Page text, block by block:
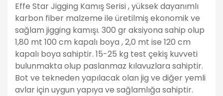
Effe Star Jigging Kamış Serisi , yüksek dayanımlı
karbon fiber malzeme ile üretilmiş ekonomik ve
sağlam jigging kamışı. 300 gr aksiyona sahip olup
1,80 mt 100 cm kapalı boya , 2,0 mt ise 120 cm
kapalı boya sahiptir. 15-25 kg test çekiş kuvveti
bulunmakta olup paslanmaz kılavuzlara sahiptir.
Bot ve tekneden yapılacak olan jig ve diğer yemli
avlar için uygun yapıya ve sağlamlığa sahiptir.